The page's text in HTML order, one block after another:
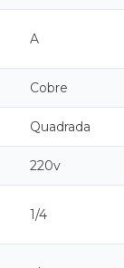
A
Cobre
Quadrada
220v
1/4